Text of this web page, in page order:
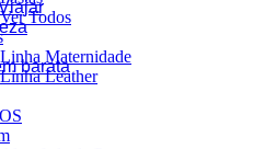
Ver Todos
Linha Maternidade
Linha Leather
barata